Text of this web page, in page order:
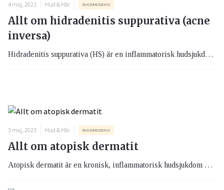
4 maj, 2021 Hud & Hår REKOMMENDERAD
Allt om hidradenitis suppurativa (acne
inversa)
Hidradenitis suppurativa (HS) är en inflammatorisk hudsjukdom. Sjukdomen kännetecknas av inflammation i huden och att det ofta uppstår knölar, sår och bölder. Trots att sjukdomen drabbar några procent av befolkningen är den relativt okänd.
3 maj, 2023 Hud & Hår REKOMMENDERAD
Allt om atopisk dermatit
Atopisk dermatit är en kronisk, inflammatorisk hudsjukdom som går i skov med återkommande episoder av kliande hudutslag som ger upphov till hudsprickor och hudsmärta. Att klia förvärrar eksemen och det är viktigt att stoppa den onda ”klådcirkeln”. Det finns behandling med läkemedel och atopisk dermatit smittar inte.